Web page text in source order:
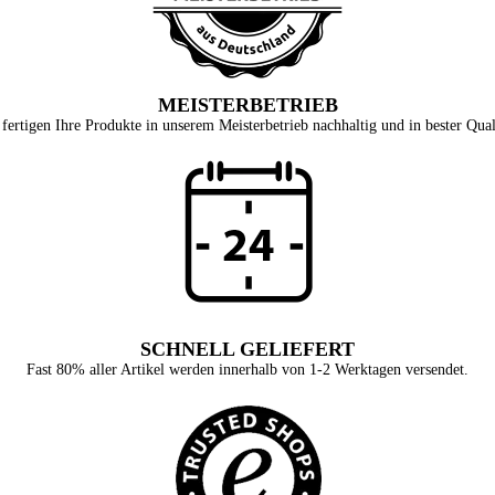
MEISTERBETRIEB
Ihre Produkte in unserem Meisterbetrieb nachhaltig und in bester
SCHNELL GELIEFERT
Fast 80% aller Artikel werden innerhalb von 1-2 Werktagen versendet.